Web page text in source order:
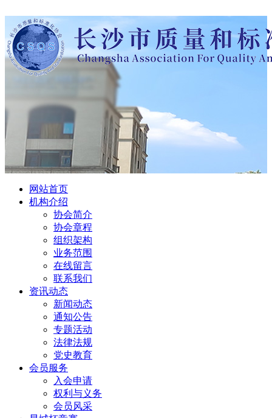
网站首页
机构介绍
协会简介
协会章程
组织架构
业务范围
在线留言
联系我们
资讯动态
新闻动态
通知公告
专题活动
法律法规
党史教育
会员服务
入会申请
权利与义务
会员风采